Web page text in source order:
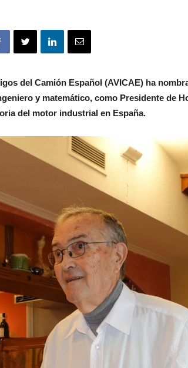
del Camión Español (AVICAE) ha
y matemático, como Presidente de
del motor industrial en España.